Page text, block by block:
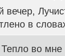
вечер,
в
во